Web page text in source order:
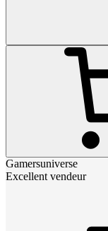
Gamersuniverse
Excellent vendeur